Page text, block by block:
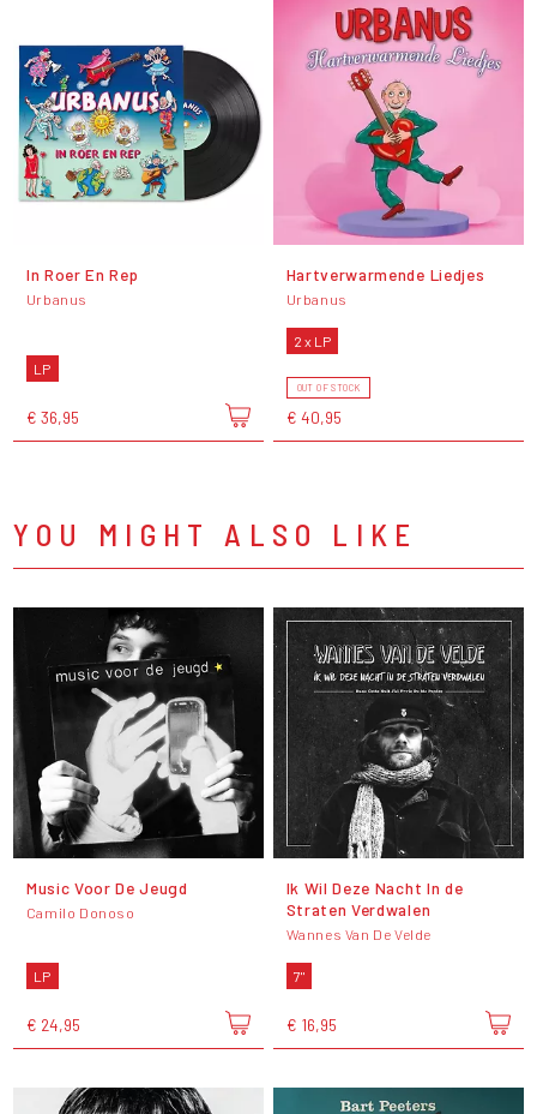
In Roer En Rep
Urbanus
LP
€ 36,95
Hartverwarmende Liedjes
Urbanus
2 x LP
OUT OF STOCK
€ 40,95
YOU MIGHT ALSO LIKE
Music Voor De Jeugd
Camilo Donoso
LP
€ 24,95
Ik Wil Deze Nacht In de
Straten Verdwalen
Wannes Van De Velde
7"
€ 16,95